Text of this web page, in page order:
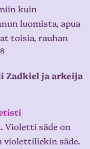
kuin
luomista, apua
toisia, rauhan
8
Zadkiel ja arkeija
Violetti säde on
violettiliekin säde.